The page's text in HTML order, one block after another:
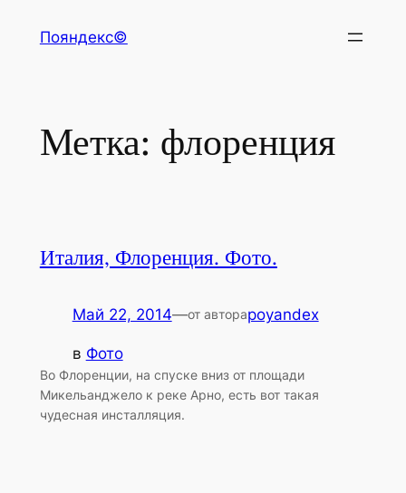
Пояндекс©
Метка: флоренция
Италия, Флоренция. Фото.
Май 22, 2014—от автораpoyandex
в Фото
Во Флоренции, на спуске вниз от площади
Микельанджело к реке Арно, есть вот такая
чудесная инсталляция.